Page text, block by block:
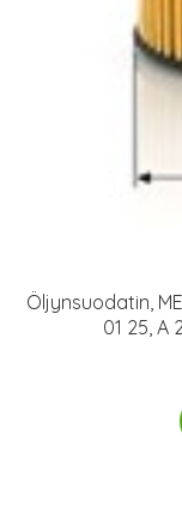
Öljynsuodatin,
01 25, A